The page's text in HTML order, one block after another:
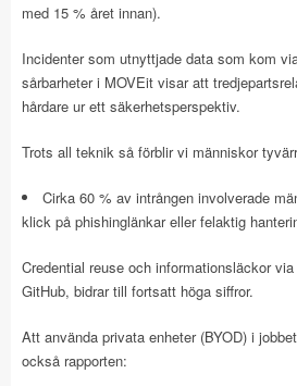
med 15 % året innan).
Incidenter som utnyttjade data som kom
sårbarheter i MOVEit visar att
hårdare ur ett säkerhetsperspektiv.
Trots all teknik så förblir vi människor
Cirka 60 % av intrången involverade
klick på phishinglänkar eller felaktig
Credential reuse och informationsläckor
GitHub, bidrar till fortsatt höga siffror.
Att använda privata enheter (BYOD) i
också rapporten: